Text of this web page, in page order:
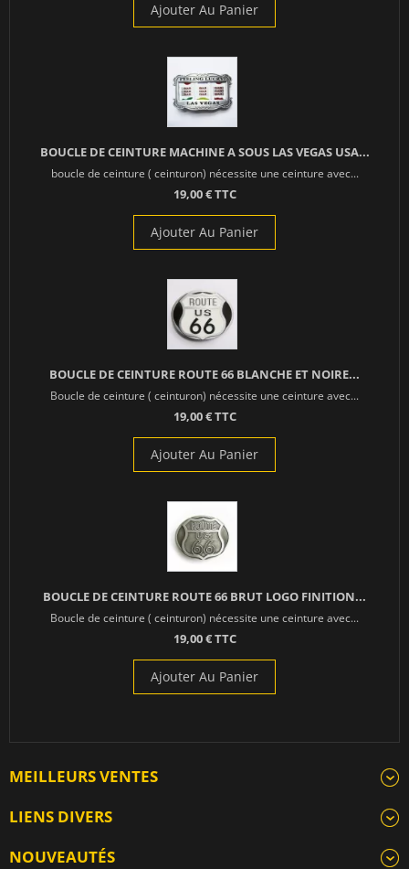
Ajouter Au Panier
BOUCLE DE CEINTURE MACHINE A SOUS LAS VEGAS USA...
boucle de ceinture ( ceinturon) nécessite une ceinture avec...
19,00 € TTC
Ajouter Au Panier
BOUCLE DE CEINTURE ROUTE 66 BLANCHE ET NOIRE...
Boucle de ceinture ( ceinturon) nécessite une ceinture avec...
19,00 € TTC
Ajouter Au Panier
BOUCLE DE CEINTURE ROUTE 66 BRUT LOGO FINITION...
Boucle de ceinture ( ceinturon) nécessite une ceinture avec...
19,00 € TTC
Ajouter Au Panier
MEILLEURS VENTES
LIENS DIVERS
NOUVEAUTÉS